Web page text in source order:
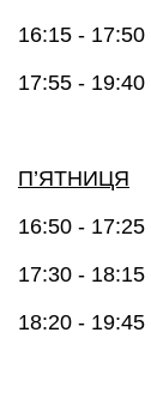
16:15 - 17:50
17:55 - 19:40
П’ЯТНИЦЯ
16:50 - 17:25
17:30 - 18:15
18:20 - 19:45